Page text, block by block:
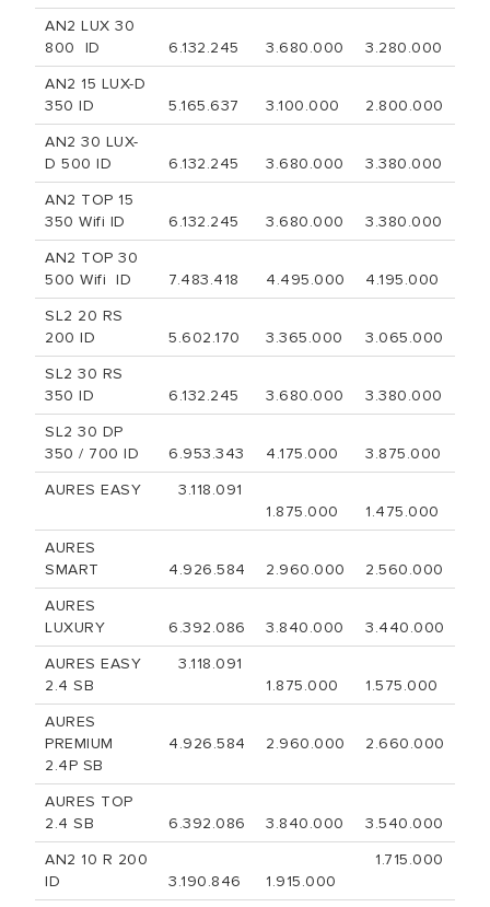
AN2 LUX 30
800 ID
6.132.245 3.680.000
3.280.000
AN2 15 LUX-D
350 ID
5.165.637 3.100.000
2.800.000
AN2 30 LUX-
D 500 ID
6.132.245 3.680.000
3.380.000
AN2 TOP 15
350 Wifi ID
6.132.245 3.680.000
3.380.000
AN2 TOP 30
500 Wifi ID
7.483.418 4.495.000
4.195.000
SL2 20 RS
200 ID
5.602.170 3.365.000
3.065.000
SL2 30 RS
350 ID
6.132.245 3.680.000
3.380.000
SL2 30 DP
350 / 700 ID
6.953.343 4.175.000
3.875.000
AURES EASY
3.118.091
1.875.000
1.475.000
AURES
SMART
4.926.584 2.960.000
2.560.000
AURES
LUXURY
6.392.086 3.840.000
3.440.000
AURES EASY
2.4 SB
3.118.091
1.875.000
1.575.000
AURES
PREMIUM
2.4P SB
4.926.584 2.960.000 2.660.000
AURES TOP
2.4 SB
6.392.086 3.840.000
3.540.000
AN2 10 R 200
ID
3.190.846 1.915.000
1.715.000